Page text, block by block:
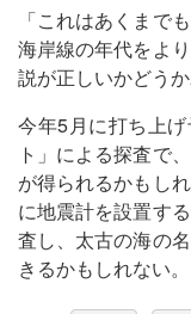
「これはあくまで
海岸線の年代をよ
説が正しいかどう
今年5月に打ち上
ト」による探査で
が得られるかもし
に地震計を設置す
査し、太古の海の
きるかもしれない。